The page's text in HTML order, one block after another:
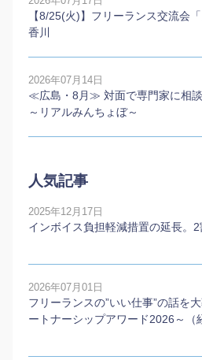
【8/25(火)】フリーランス交流会
香川
2026年07月14日
≪広島・8月≫ 対面で専門家に相
～リアルみんちょぼ～
人気記事
2025年12月17日
インボイス負担軽減措置の延長。
2026年07月01日
フリーランスの”いい仕事”の話を
ートナーシップアワード2026～（